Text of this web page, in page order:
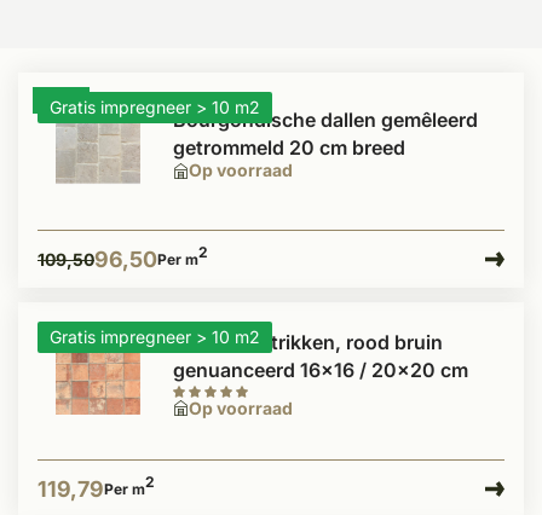
Gratis impregneer > 10 m2
- 12%
Op voorraad
Bourgondische dallen gemêleerd
getrommeld 20 cm breed
109,5096,50Per m2
Gratis impregneer > 10 m2
Op voorraad
Antieke estrikken, rood bruin
genuanceerd 16x16 / 20x20 cm
119,79Per m2